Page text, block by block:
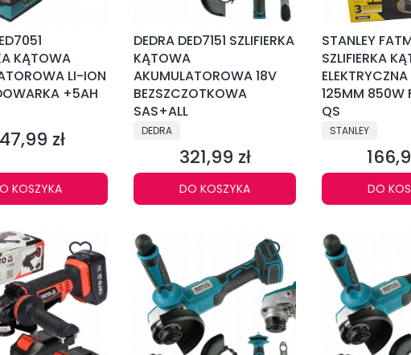
KĄTOWA
LI-ION
+5AH
zł
KOSZYKA
DEDRA DED7151 SZLIFIERKA
KĄTOWA
AKUMULATOROWA 18V
BEZSZCZOTKOWA
SAS+ALL
PRODUCENT
DEDRA
Cena
321,99 zł
DO KOSZYKA
STANLEY
SZLIFIERKA
125MM 850W
QS
PRODUCENT
STANLEY
Cena
DO